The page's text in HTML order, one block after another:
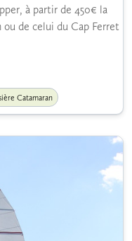
à partir de 450€ la
de celui du Cap Ferret
Catamaran